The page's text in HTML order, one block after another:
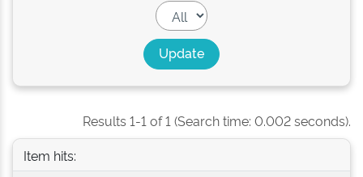
Results 1-1 of 1 (Search time: 0.002 seconds).
Item hits: